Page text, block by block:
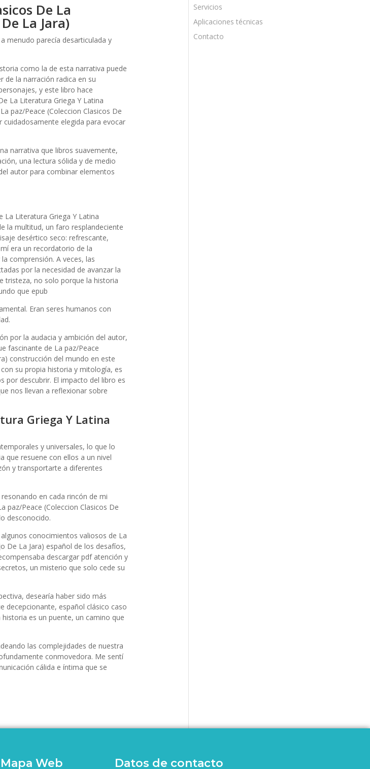
De La
La Jara)
menudo parecía desarticulada y
como la de esta narrativa puede
de la narración radica en su
y este libro hace
La Literatura Griega Y Latina
paz/Peace (Coleccion Clasicos De
cuidadosamente elegida para evocar
narrativa que libros suavemente,
una lectura sólida y de medio
autor para combinar elementos
La Literatura Griega Y Latina
la multitud, un faro resplandeciente
desértico seco: refrescante,
era un recordatorio de la
comprensión. A veces, las
por la necesidad de avanzar la
tristeza, no solo porque la historia
que epub
Eran seres humanos con
por la audacia y ambición del autor,
fascinante de La paz/Peace
construcción del mundo en este
su propia historia y mitología, es
por descubrir. El impacto del libro es
nos llevan a reflexionar sobre
Griega Y Latina
y universales, lo que lo
que resuene con ellos a un nivel
y transportarte a diferentes
en cada rincón de mi
paz/Peace (Coleccion Clasicos De
desconocido.
conocimientos valiosos de La
De La Jara) español de los desafíos,
descargar pdf atención y
un misterio que solo cede su
desearía haber sido más
decepcionante, español clásico caso
es un puente, un camino que
las complejidades de nuestra
conmovedora. Me sentí
cálida e íntima que se
Servicios
Aplicaciones técnicas
Contacto
Mapa Web Datos de contacto